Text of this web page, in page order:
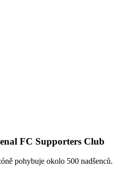
FC Supporters Club
pohybuje okolo 500 nadšenců.